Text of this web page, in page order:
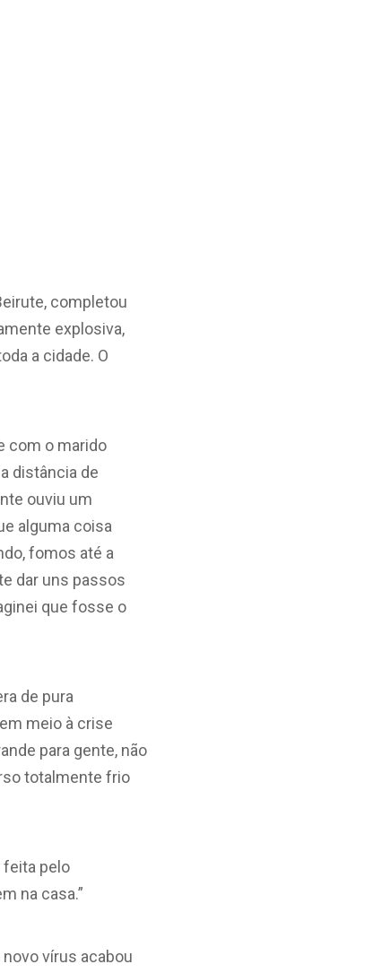
completou
explosiva,
a cidade. O
com o marido
distância de
ouviu um
alguma coisa
fomos até a
dar uns passos
que fosse o
de pura
meio à crise
para gente, não
totalmente frio
feita pelo
na casa.”
vírus acabou